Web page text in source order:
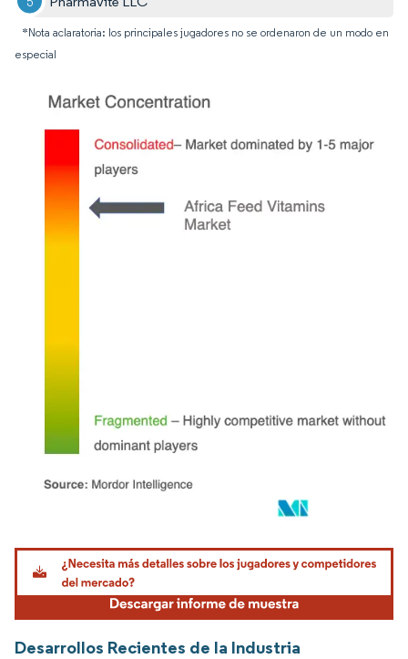
*Nota aclaratoria: los principales jugadores no se ordenaron de un modo en
especial
Imagen © Mordor Intelligence. El uso requiere atribución según CC BY 4.0.
Desarrollos Recientes de la Industria